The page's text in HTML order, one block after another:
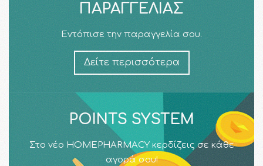
ΠΑΡΑΓΓΕΛΊΑΣ
Εντόπισε την παραγγελία σου.
Δείτε περισσότερα
POINTS SYSTEM
Στο νέο HOMEPHARMACY κερδίζεις σε κάθε
αγορά σου!